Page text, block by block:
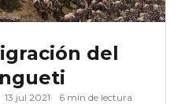
del
13 jul 2021 6 min de lectura